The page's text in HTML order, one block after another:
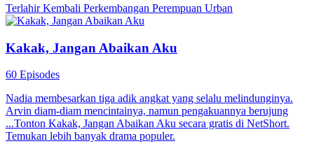
Terlahir Kembali Perkembangan Perempuan Urban
Kakak, Jangan Abaikan Aku
60 Episodes
Nadia membesarkan tiga adik angkat yang selalu melindunginya.
Arvin diam-diam mencintainya, namun pengakuannya berujung
...Tonton Kakak, Jangan Abaikan Aku secara gratis di NetShort.
Temukan lebih banyak drama populer.